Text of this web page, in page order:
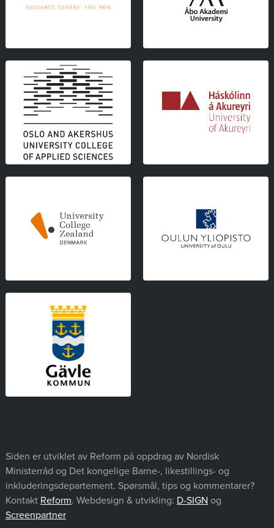
Siden er utviklet av Reform på oppdrag av Nordisk
Ministerråd og Det kongelige Barne-, likestillings- og
inkluderingsdepartement. Spørsmål, tips og kommentarer?
Kontakt Reform. Webdesign & utvikling: D-SIGN og
Screenpartner